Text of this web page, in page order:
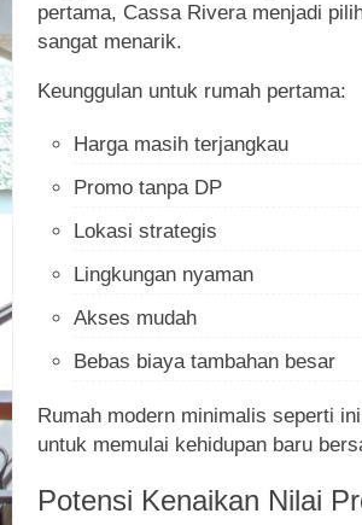
pertama, Cassa Rivera menjadi
sangat menarik.
Keunggulan untuk rumah pertama:
Harga masih terjangkau
Promo tanpa DP
Lokasi strategis
Lingkungan nyaman
Akses mudah
Bebas biaya tambahan besar
Rumah modern minimalis seperti
untuk memulai kehidupan baru
Potensi Kenaikan Nilai